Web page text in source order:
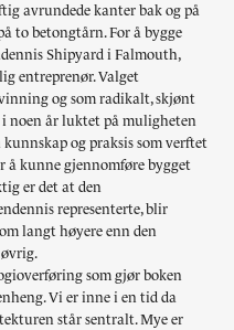
avrundede kanter bak og på
to betongtårn. For å bygge
Shipyard i Falmouth,
entreprenør. Valget
og som radikalt, skjønt
noen år luktet på muligheten
kunnskap og praksis som verftet
kunne gjennomføre bygget
er det at den
representerte, blir
langt høyere enn den
som gjør boken
Vi er inne i en tid da
står sentralt. Mye er